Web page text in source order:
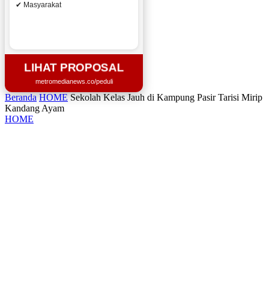
✔ Masyarakat
LIHAT PROPOSAL
metromedianews.co/peduli
Beranda HOME Sekolah Kelas Jauh di Kampung Pasir Tarisi Mirip
Kandang Ayam
HOME